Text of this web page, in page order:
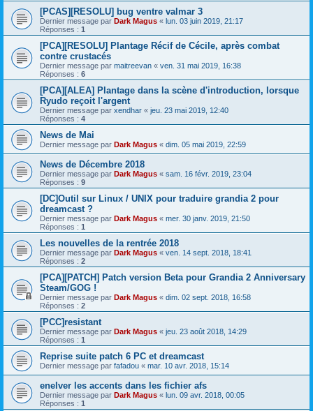
[PCAS][RESOLU] bug ventre valmar 3
Dernier message par Dark Magus « lun. 03 juin 2019, 21:17
Réponses : 1
[PCA][RESOLU] Plantage Récif de Cécile, après combat
contre crustacés
Dernier message par maitreevan « ven. 31 mai 2019, 16:38
Réponses : 6
[PCA][ALEA] Plantage dans la scène d'introduction, lorsque
Ryudo reçoit l'argent
Dernier message par xendhar « jeu. 23 mai 2019, 12:40
Réponses : 4
News de Mai
Dernier message par Dark Magus « dim. 05 mai 2019, 22:59
News de Décembre 2018
Dernier message par Dark Magus « sam. 16 févr. 2019, 23:04
Réponses : 9
[DC]Outil sur Linux / UNIX pour traduire grandia 2 pour
dreamcast ?
Dernier message par Dark Magus « mer. 30 janv. 2019, 21:50
Réponses : 1
Les nouvelles de la rentrée 2018
Dernier message par Dark Magus « ven. 14 sept. 2018, 18:41
Réponses : 2
[PCA][PATCH] Patch version Beta pour Grandia 2 Anniversary
Steam/GOG !
Dernier message par Dark Magus « dim. 02 sept. 2018, 16:58
Réponses : 2
[PCC]resistant
Dernier message par Dark Magus « jeu. 23 août 2018, 14:29
Réponses : 1
Reprise suite patch 6 PC et dreamcast
Dernier message par fafadou « mar. 10 avr. 2018, 15:14
enelver les accents dans les fichier afs
Dernier message par Dark Magus « lun. 09 avr. 2018, 00:05
Réponses : 1